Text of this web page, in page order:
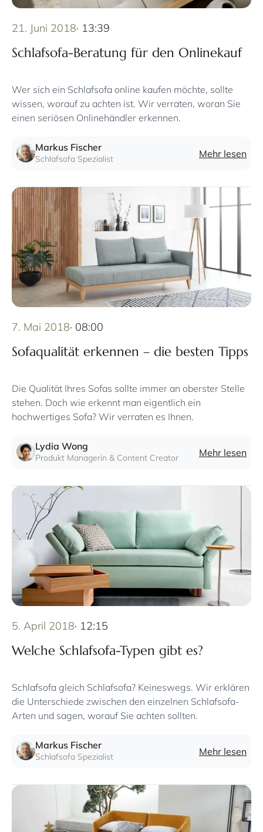
21. Juni 2018· 13:39
Schlafsofa-Beratung für den Onlinekauf
Wer sich ein Schlafsofa online kaufen möchte, sollte
wissen, worauf zu achten ist. Wir verraten, woran Sie
einen seriösen Onlinehändler erkennen.
Markus Fischer
Schlafsofa Spezialist Mehr lesen
7. Mai 2018· 08:00
Sofaqualität erkennen – die besten Tipps
Die Qualität Ihres Sofas sollte immer an oberster Stelle
stehen. Doch wie erkennt man eigentlich ein
hochwertiges Sofa? Wir verraten es Ihnen.
Lydia Wong
Produkt Managerin & Content Creator Mehr lesen
5. April 2018· 12:15
Welche Schlafsofa-Typen gibt es?
Schlafsofa gleich Schlafsofa? Keineswegs. Wir erklären
die Unterschiede zwischen den einzelnen Schlafsofa-
Arten und sagen, worauf Sie achten sollten.
Markus Fischer
Schlafsofa Spezialist Mehr lesen